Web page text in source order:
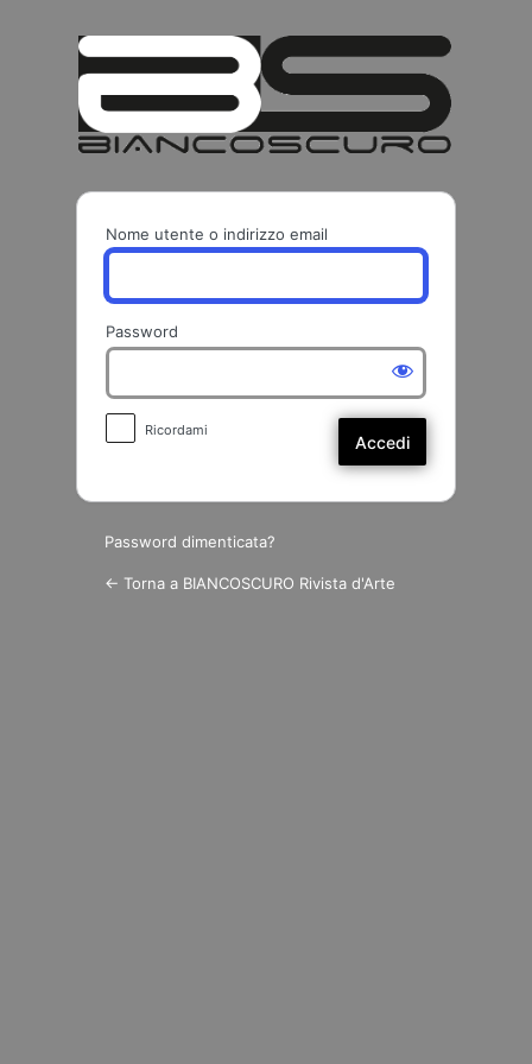
Nome utente o indirizzo email
Password
Ricordami
Password dimenticata?
← Torna a BIANCOSCURO Rivista d'Arte